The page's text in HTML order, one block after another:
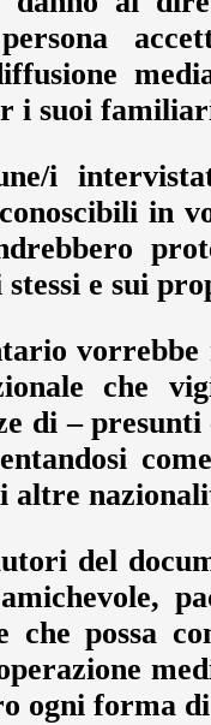
i suoi
i
in
e sui
che
di –
altre
del
che possa
ogni forma